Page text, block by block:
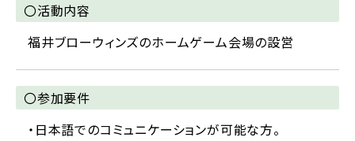
〇活動内容
福井ブローウィンズのホームゲーム会場の設営
〇参加要件
・日本語でのコミュニケーションが可能な方。